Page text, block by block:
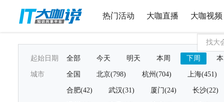
热门活动 大咖直播 大咖视频
起始日期 全部 今天 明天 本周 下周
城市 全国 北京(798) 杭州(704) 上海(451)
合肥(42) 武汉(31) 厦门(24) 长沙(22)